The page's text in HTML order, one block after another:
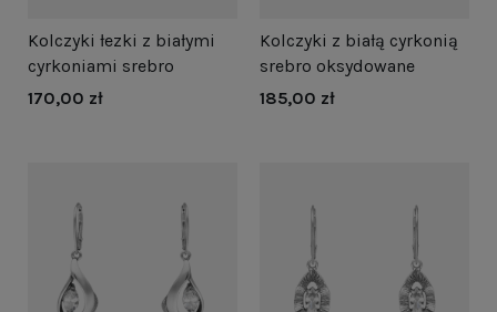
unikalny styl i osobowość.
Kolczyki łezki z białymi
cyrkoniami srebro
170,00 zł
Kolczyki z białą cyrkonią
srebro oksydowane
185,00 zł